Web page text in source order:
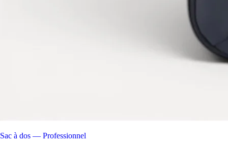
Sac à dos — Professionnel